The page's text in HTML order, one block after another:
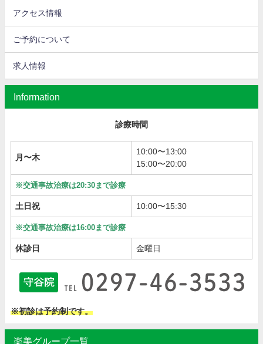
アクセス情報
ご予約について
求人情報
Information
診療時間
月〜木
10:00〜13:00
15:00〜20:00
※交通事故治療は20:30まで診療
土日祝 10:00〜15:30
※交通事故治療は16:00まで診療
休診日 金曜日
※初診は予約制です。
楽美グループ一覧